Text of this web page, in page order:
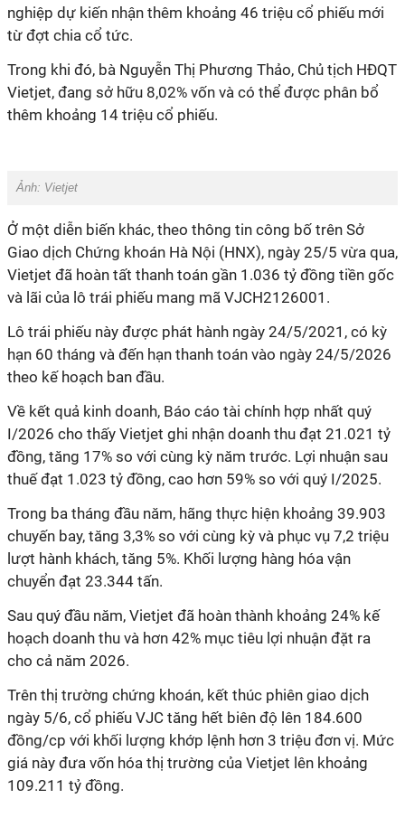
nghiệp dự kiến nhận thêm khoảng 46 triệu cổ phiếu mới
từ đợt chia cổ tức.
Trong khi đó, bà Nguyễn Thị Phương Thảo, Chủ tịch HĐQT
Vietjet, đang sở hữu 8,02% vốn và có thể được phân bổ
thêm khoảng 14 triệu cổ phiếu.
Ảnh: Vietjet
Ở một diễn biến khác, theo thông tin công bố trên Sở
Giao dịch Chứng khoán Hà Nội (HNX), ngày 25/5 vừa qua,
Vietjet đã hoàn tất thanh toán gần 1.036 tỷ đồng tiền gốc
và lãi của lô trái phiếu mang mã VJCH2126001.
Lô trái phiếu này được phát hành ngày 24/5/2021, có kỳ
hạn 60 tháng và đến hạn thanh toán vào ngày 24/5/2026
theo kế hoạch ban đầu.
Về kết quả kinh doanh, Báo cáo tài chính hợp nhất quý
I/2026 cho thấy Vietjet ghi nhận doanh thu đạt 21.021 tỷ
đồng, tăng 17% so với cùng kỳ năm trước. Lợi nhuận sau
thuế đạt 1.023 tỷ đồng, cao hơn 59% so với quý I/2025.
Trong ba tháng đầu năm, hãng thực hiện khoảng 39.903
chuyến bay, tăng 3,3% so với cùng kỳ và phục vụ 7,2 triệu
lượt hành khách, tăng 5%. Khối lượng hàng hóa vận
chuyển đạt 23.344 tấn.
Sau quý đầu năm, Vietjet đã hoàn thành khoảng 24% kế
hoạch doanh thu và hơn 42% mục tiêu lợi nhuận đặt ra
cho cả năm 2026.
Trên thị trường chứng khoán, kết thúc phiên giao dịch
ngày 5/6, cổ phiếu VJC tăng hết biên độ lên 184.600
đồng/cp với khối lượng khớp lệnh hơn 3 triệu đơn vị. Mức
giá này đưa vốn hóa thị trường của Vietjet lên khoảng
109.211 tỷ đồng.